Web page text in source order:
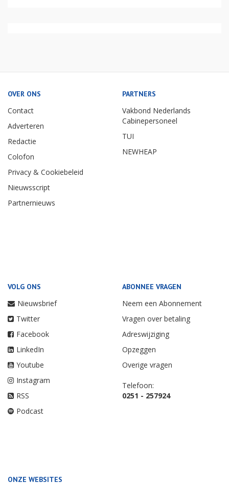
OVER ONS
Contact
Adverteren
Redactie
Colofon
Privacy & Cookiebeleid
Nieuwsscript
Partnernieuws
PARTNERS
Vakbond Nederlands
Cabinepersoneel
TUI
NEWHEAP
VOLG ONS
Nieuwsbrief
Twitter
Facebook
LinkedIn
Youtube
Instagram
RSS
Podcast
ABONNEE VRAGEN
Neem een Abonnement
Vragen over betaling
Adreswijziging
Opzeggen
Overige vragen
Telefoon:
0251 - 257924
ONZE WEBSITES